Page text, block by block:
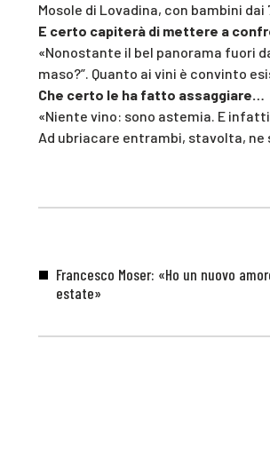
Mosole di Lovadina, con bambini dai
E certo capiterà di mettere a
«Nonostante il bel panorama fuori
maso?”. Quanto ai vini è convinto
Che certo le ha fatto assaggiare…
«Niente vino: sono astemia. E
Ad ubriacare entrambi, stavolta,
Francesco Moser: «Ho un nuovo
estate»